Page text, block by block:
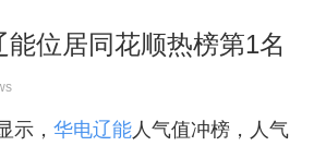
位居同花顺热榜第1名
示， 华电辽能人气值冲榜，人气